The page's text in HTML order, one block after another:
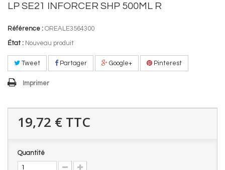
LP SE21 INFORCER SHP 500ML R
Référence : OREALE3564300
État : Nouveau produit
Tweet Partager Google+ Pinterest
Imprimer
19,72 € TTC
Quantité